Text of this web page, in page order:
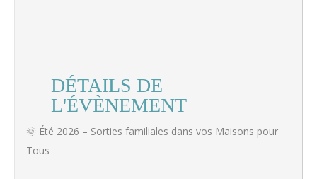
DÉTAILS DE
L'ÉVÈNEMENT
🌞 Été 2026 – Sorties familiales dans vos Maisons pour
Tous